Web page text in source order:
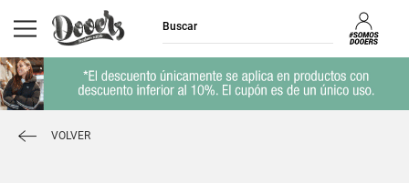
VOLVER